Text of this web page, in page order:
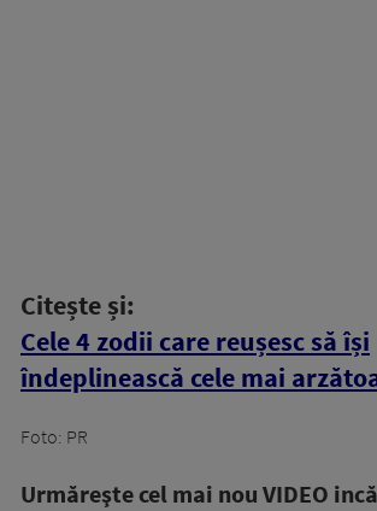
Citește și:
Cele 4 zodii care reușesc să își
îndeplinească cele mai
Foto: PR
Urmăreşte cel mai nou VIDEO